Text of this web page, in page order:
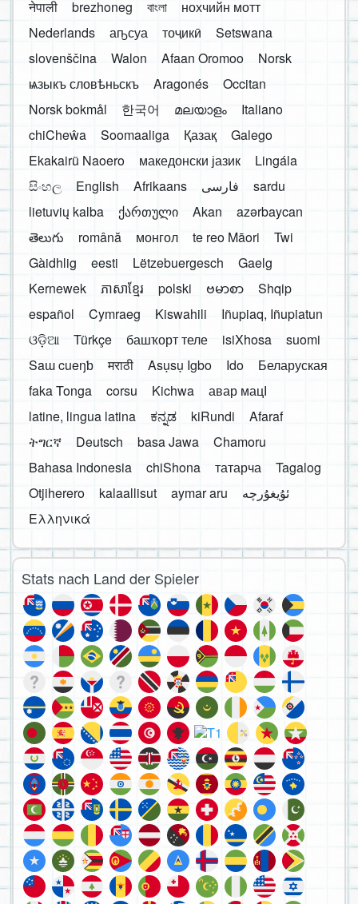
नेपाली brezhoneg বাংলা
нохчийн мотт
Nederlands
аҧсуа тоҷикӣ
Setswana
slovenščina
Walon Afaan Oromoo
Norsk
ѩзыкъ словѣньскъ
Aragonés
Occitan
Norsk bokmål
한국어 മലയാളം
Italiano
chiCheŵa
Soomaaliga Қазақ
Galego
Ekakairũ Naoero
македонски јазик
Lingála
සිංහල
English Afrikaans فارسی
sardu
lietuvių kalba
ქართული Akan
azərbaycan
తెలుగు
română монгол te reo Māori
Twi
Gàidhlig
eesti Lëtzebuergesch
Gaelg
Kernewek
ភាសាខ្មែរ polski ဗမာစာ
Shqip
español
Cymraeg Kiswahili
Iñupiaq, Iñupiatun
ଓଡ଼ିଆ
Türkçe башҡорт теле isiXhosa
suomi
Saɯ cueŋƅ
मराठी Asụsụ Igbo Ido
Беларуская
faka Tonga
corsu Kichwa
авар мацӀ
latine, lingua latina
ಕನ್ನಡ kiRundi
Afaraf
ትግርኛ
Deutsch basa Jawa
Chamoru
Bahasa Indonesia
chiShona татарча
Tagalog
Otjiherero
kalaallisut aymar aru
Ελληνικά
Stats nach Land der Spieler